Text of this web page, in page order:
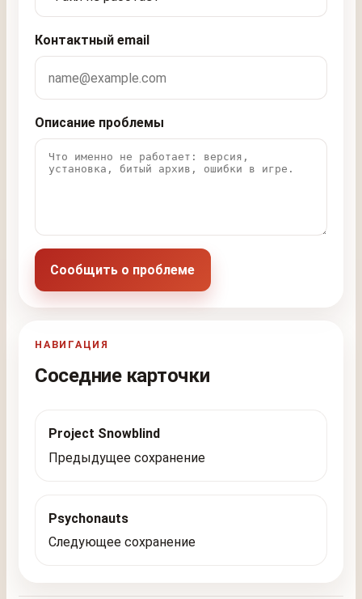
Контактный email
Описание проблемы
Сообщить о проблеме
НАВИГАЦИЯ
Соседние карточки
Project Snowblind
Предыдущее сохранение
Psychonauts
Следующее сохранение